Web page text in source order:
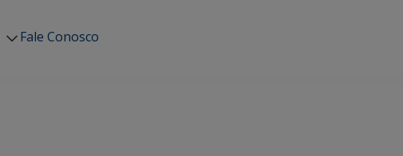
Fale Conosco